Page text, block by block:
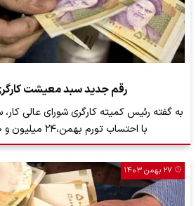
رقم جدید سبد معیشت
به گفته رئیس کمیته کارگری شورای عالی
با احتساب تورم بهمن،۲۴ میلیون و ۳۶۰ هزار تومان…
۲۷ بهمن ۱۴۰۳